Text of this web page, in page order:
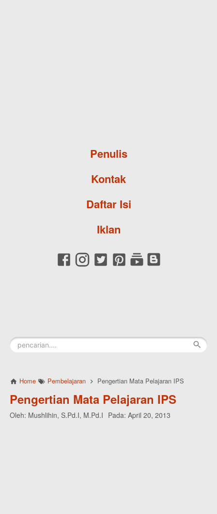
Penulis
Kontak
Daftar Isi
Iklan
Home Pembelajaran Pengertian Mata Pelajaran IPS
Pengertian Mata Pelajaran IPS
Oleh: Mushlihin, S.Pd.I, M.Pd.I Pada: April 20, 2013